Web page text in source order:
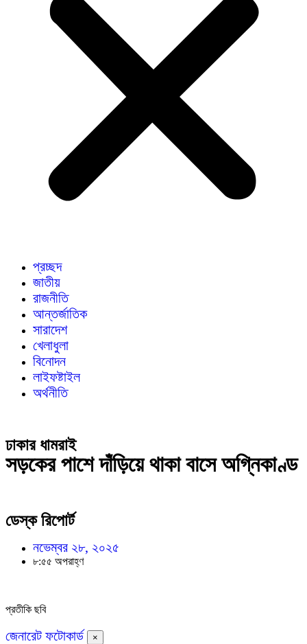
প্রচ্ছদ
জাতীয়
রাজনীতি
আন্তর্জাতিক
সারাদেশ
খেলাধুলা
বিনোদন
লাইফষ্টাইল
অর্থনীতি
ঢাকার ধামরাই
সড়কের পাশে দাঁড়িয়ে থাকা বাসে অগ্নিকাণ্ড
ডেস্ক রিপোর্ট
নভেম্বর ২৮, ২০২৫
৮:৫৫ অপরাহ্ণ
প্রতীকি ছবি
জেনারেট ফটোকার্ড ×